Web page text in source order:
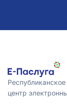
центр